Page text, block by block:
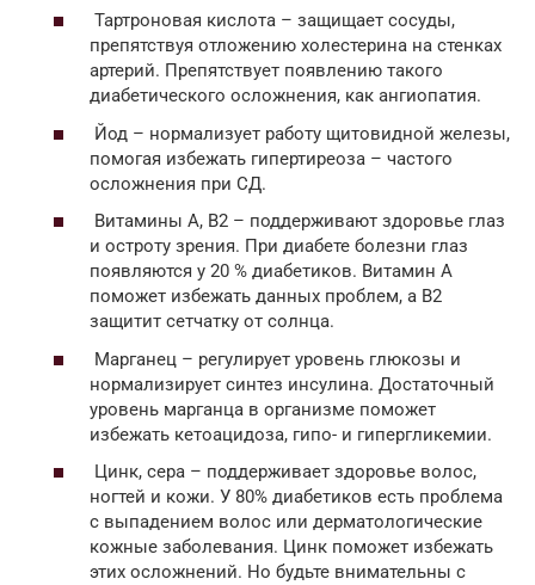
Тартроновая кислота – защищает сосуды,
препятствуя отложению холестерина на стенках
артерий. Препятствует появлению такого
диабетического осложнения, как ангиопатия.
Йод – нормализует работу щитовидной железы,
помогая избежать гипертиреоза – частого
осложнения при СД.
Витамины А, В2 – поддерживают здоровье глаз
и остроту зрения. При диабете болезни глаз
появляются у 20 % диабетиков. Витамин А
поможет избежать данных проблем, а В2
защитит сетчатку от солнца.
Марганец – регулирует уровень глюкозы и
нормализирует синтез инсулина. Достаточный
уровень марганца в организме поможет
избежать кетоацидоза, гипо- и гипергликемии.
Цинк, сера – поддерживает здоровье волос,
ногтей и кожи. У 80% диабетиков есть проблема
с выпадением волос или дерматологические
кожные заболевания. Цинк поможет избежать
этих осложнений. Но будьте внимательны с